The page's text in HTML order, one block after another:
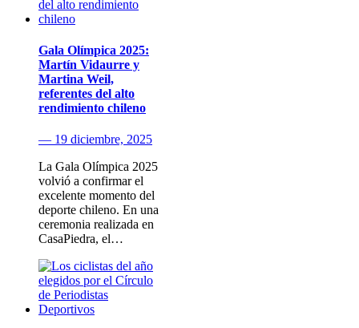
Gala Olímpica 2025:
Martín Vidaurre y
Martina Weil,
referentes del alto
rendimiento chileno
— 19 diciembre, 2025
La Gala Olímpica 2025
volvió a confirmar el
excelente momento del
deporte chileno. En una
ceremonia realizada en
CasaPiedra, el…